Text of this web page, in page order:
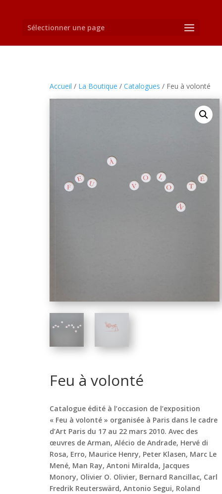
Sélectionner une page
Accueil / La Boutique / Catalogues / Feu à volonté
Feu à volonté
Catalogue édité à l’occasion de l’exposition
« Feu à volonté » organisée à Paris dans le cadre
d’Art Paris du 17 au 22 mars 2010. Avec des
œuvres de Arman, Alécio de Andrade, Hervé di
Rosa, Erro, Maurice Henry, Peter Klasen, Marc Le
Mené, Man Ray, Antoni Miralda, Jacques
Monory, Olivier O. Olivier, Bernard Rancillac, Carl
Fredrik Reuterswärd, Antonio Segui, Roland